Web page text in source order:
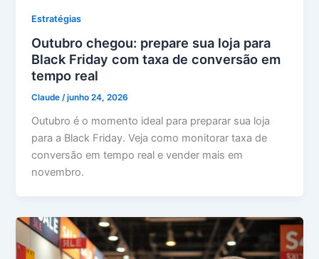
Estratégias
Outubro chegou: prepare sua loja para
Black Friday com taxa de conversão em
tempo real
Claude/junho 24, 2026
Outubro é o momento ideal para preparar sua loja
para a Black Friday. Veja como monitorar taxa de
conversão em tempo real e vender mais em
novembro.